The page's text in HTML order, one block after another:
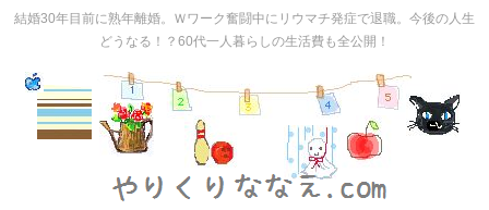
結婚30年目前に熟年離婚。Ｗワーク奮闘中にリウマチ発症で退職。今後の人生
どうなる！？60代一人暮らしの生活費も全公開！